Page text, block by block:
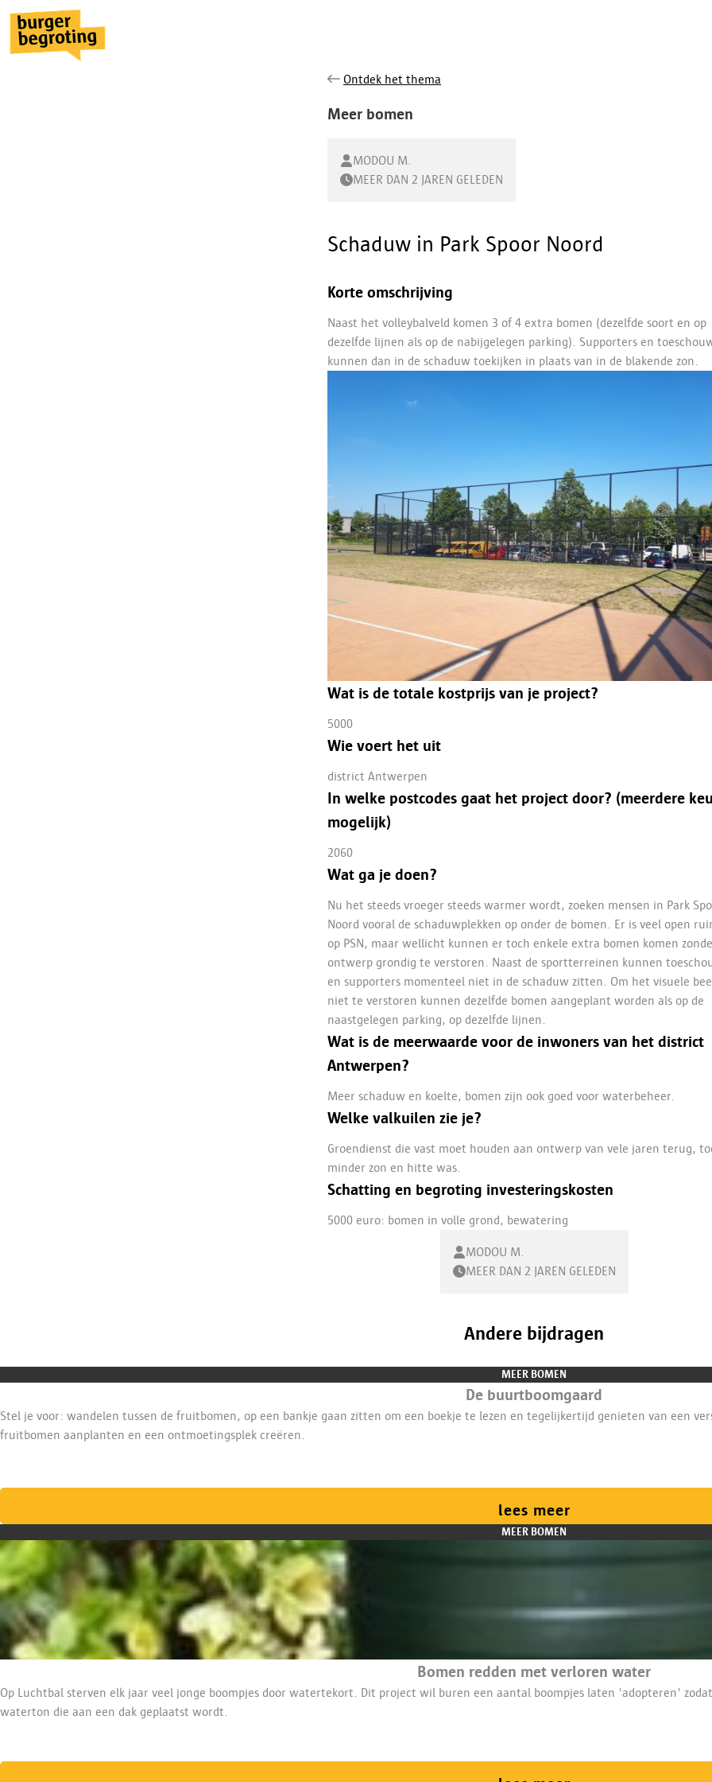
Ontdek het thema
Meer bomen
MODOU M.
MEER DAN 2 JAREN GELEDEN
Schaduw in Park Spoor Noord
Korte omschrijving
Naast het volleybalveld komen 3 of 4 extra bomen (dezelfde soort en op
dezelfde lijnen als op de nabijgelegen parking). Supporters en
kunnen dan in de schaduw toekijken in plaats van in de blakende zon.
Wat is de totale kostprijs van je project?
5000
Wie voert het uit
district Antwerpen
In welke postcodes gaat het project door? (meerdere
mogelijk)
2060
Wat ga je doen?
Nu het steeds vroeger steeds warmer wordt, zoeken mensen in Park
Noord vooral de schaduwplekken op onder de bomen. Er is veel open
op PSN, maar wellicht kunnen er toch enkele extra bomen komen
ontwerp grondig te verstoren. Naast de sportterreinen kunnen
en supporters momenteel niet in de schaduw zitten. Om het visuele
niet te verstoren kunnen dezelfde bomen aangeplant worden als op de
naastgelegen parking, op dezelfde lijnen.
Wat is de meerwaarde voor de inwoners van het district
Antwerpen?
Meer schaduw en koelte, bomen zijn ook goed voor waterbeheer.
Welke valkuilen zie je?
Groendienst die vast moet houden aan ontwerp van vele jaren terug,
minder zon en hitte was.
Schatting en begroting investeringskosten
5000 euro: bomen in volle grond, bewatering
MODOU M.
MEER DAN 2 JAREN GELEDEN
Andere bijdragen
MEER BOMEN
De buurtboomgaard
Stel je voor: wandelen tussen de fruitbomen, op een bankje gaan zitten om een boekje te lezen en tegelijkertijd genieten van een
fruitbomen aanplanten en een ontmoetingsplek creëren.
lees meer
MEER BOMEN
Bomen redden met verloren water
Op Luchtbal sterven elk jaar veel jonge boompjes door watertekort. Dit project wil buren een aantal boompjes laten 'adopteren'
waterton die aan een dak geplaatst wordt.